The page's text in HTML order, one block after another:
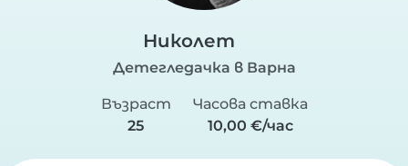
Николет
Детегледачка в Варна
Възраст
25
Часова ставка
10,00 €/час